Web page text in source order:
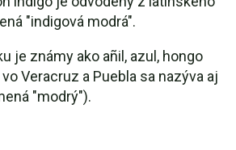
"indigová modrá".
je známy ako añil, azul, hongo
Veracruz a Puebla sa nazýva aj
"modrý").